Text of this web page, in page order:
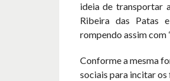
ideia de transportar
Ribeira das Patas
rompendo assim com
Conforme a mesma
sociais para incitar